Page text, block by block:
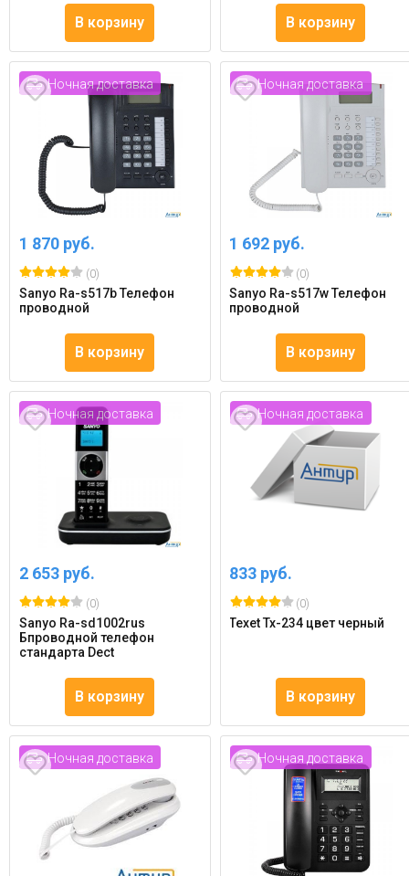
В корзину В корзину
Ночная доставка
1 870 руб.
(0)
Sanyo Ra-s517b Телефон
проводной
В корзину
Ночная доставка
1 692 руб.
(0)
Sanyo Ra-s517w Телефон
проводной
В корзину
Ночная доставка
2 653 руб.
(0)
Sanyo Ra-sd1002rus
Бпроводной телефон
стандарта Dect
В корзину
Ночная доставка
833 руб.
(0)
Texet Tx-234 цвет черный
В корзину
Ночная доставка Ночная доставка